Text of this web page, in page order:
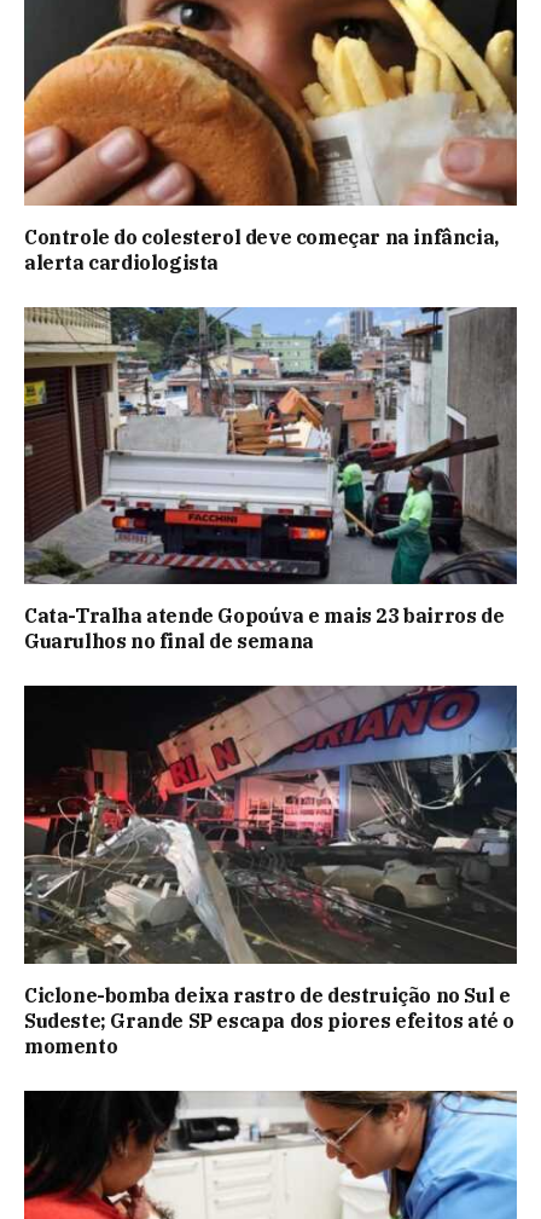
Controle do colesterol deve começar na infância,
alerta cardiologista
Cata-Tralha atende Gopoúva e mais 23 bairros de
Guarulhos no final de semana
Ciclone-bomba deixa rastro de destruição no Sul e
Sudeste; Grande SP escapa dos piores efeitos até o
momento